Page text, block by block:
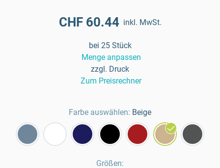
CHF 60.44 inkl. MwSt.
bei 25 Stück
Menge anpassen
zzgl. Druck
Zum Preisrechner
Farbe auswählen: Beige
Größen: